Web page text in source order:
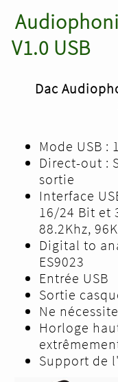
V1.0 USB
Dac
Mode USB :
Direct-out :
sortie
Interface
16/24 Bit et
88.2Khz,
Digital to
ES9023
Entrée USB
Sortie
Ne
Horloge
Support de